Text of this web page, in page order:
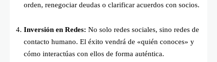
orden, renegociar deudas o clarificar acuerdos con socios.
Inversión en Redes: No solo redes sociales, sino redes de
contacto humano. El éxito vendrá de «quién conoces» y
cómo interactúas con ellos de forma auténtica.